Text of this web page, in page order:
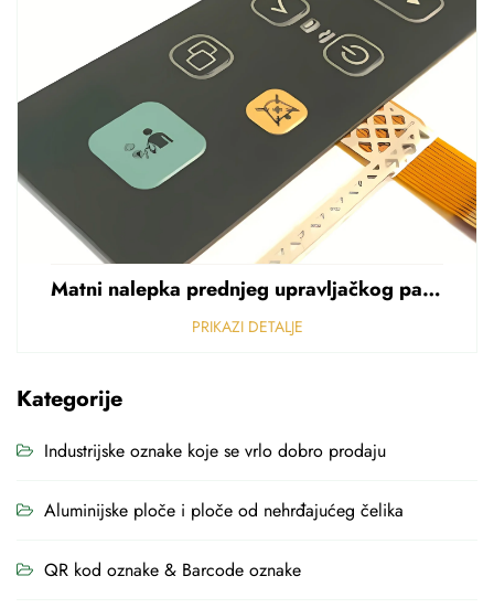
Matni nalepka prednjeg upravljačkog panela Perforirani nalepka od polikarbonata od PVC-a debljine 0,25 mm
PRIKAZI DETALJE
Kategorije
Industrijske oznake koje se vrlo dobro prodaju
Aluminijske ploče i ploče od nehrđajućeg čelika
QR kod oznake & Barcode oznake